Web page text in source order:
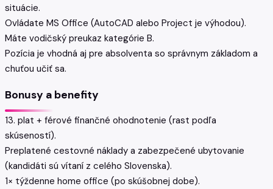
situácie.
Ovládate MS Office (AutoCAD alebo Project je výhodou).
Máte vodičský preukaz kategórie B.
Pozícia je vhodná aj pre absolventa so správnym základom a
chuťou učiť sa.
Bonusy a benefity
13. plat + férové finančné ohodnotenie (rast podľa
skúseností).
Preplatené cestovné náklady a zabezpečené ubytovanie
(kandidáti sú vítaní z celého Slovenska).
1× týždenne home office (po skúšobnej dobe).